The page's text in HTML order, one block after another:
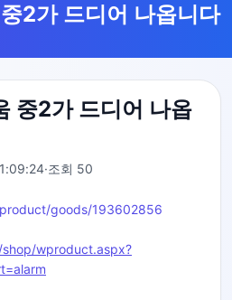
2가 드디어 나옵니다
중2가 드디어 나옵
·조회 50
goods/193602856
wproduct.aspx?